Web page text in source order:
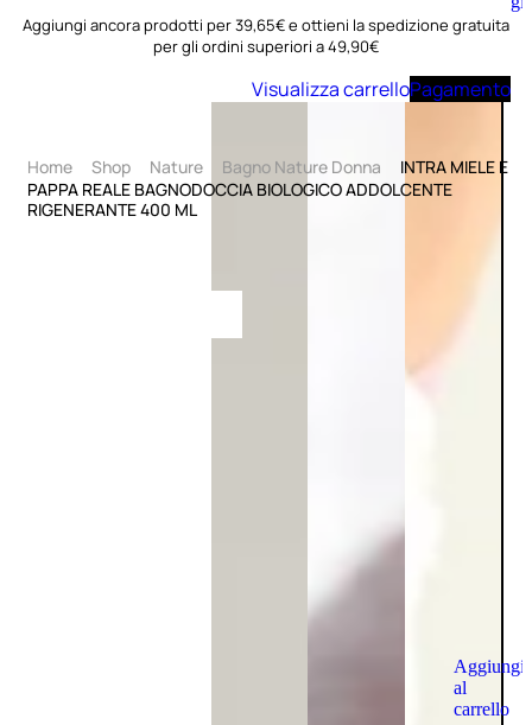
al
Aggiungi
al
carrello
Aggiungi ancora prodotti per 39,65€ e ottieni la spedizione gratuita
per gli ordini superiori a 49,90€
Visualizza carrelloPagamento
Home Shop Nature Bagno Nature Donna
INTRA MIELE E
PAPPA REALE BAGNODOCCIA BIOLOGICO ADDOLCENTE
RIGENERANTE 400 ML